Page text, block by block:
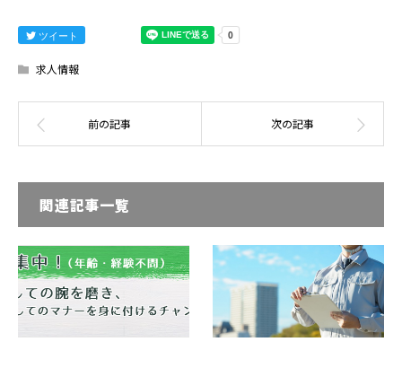
ツイート
求人情報
関連記事一覧